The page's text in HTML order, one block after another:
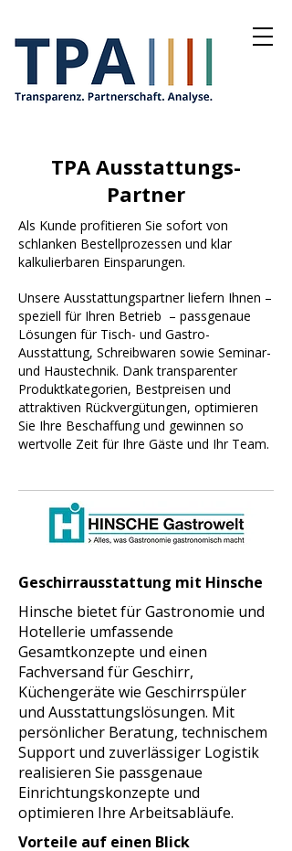
TPA Ausstattungs-
Partner
Als Kunde profitieren Sie sofort von
schlanken Bestellprozessen und klar
kalkulierbaren Einsparungen.
Unsere Ausstattungspartner liefern Ihnen –
speziell für Ihren Betrieb – passgenaue
Lösungen für Tisch- und Gastro-
Ausstattung, Schreibwaren sowie Seminar-
und Haustechnik. Dank transparenter
Produktkategorien, Bestpreisen und
attraktiven Rückvergütungen, optimieren
Sie Ihre Beschaffung und gewinnen so
wertvolle Zeit für Ihre Gäste und Ihr Team.
Geschirrausstattung mit Hinsche
Hinsche bietet für Gastronomie und
Hotellerie umfassende
Gesamtkonzepte und einen
Fachversand für Geschirr,
Küchengeräte wie Geschirrspüler
und Ausstattungslösungen. Mit
persönlicher Beratung, technischem
Support und zuverlässiger Logistik
realisieren Sie passgenaue
Einrichtungskonzepte und
optimieren Ihre Arbeitsabläufe.
Vorteile auf einen Blick